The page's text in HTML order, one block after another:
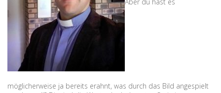
möglicherweise ja bereits erahnt, was durch das Bild angespielt